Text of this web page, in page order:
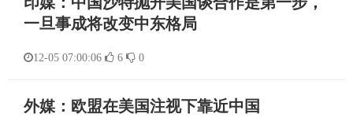
一旦事成将改变中东格局
12-05 07:00:06 6 0
外媒：欧盟在美国注视下靠近中国